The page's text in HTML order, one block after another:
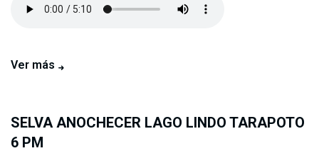
Ver más
SELVA ANOCHECER LAGO LINDO TARAPOTO
6 PM